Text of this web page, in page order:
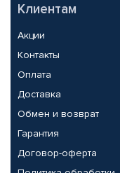
Клиентам
Акции
Контакты
Оплата
Доставка
Обмен и возврат
Гарантия
Договор-оферта